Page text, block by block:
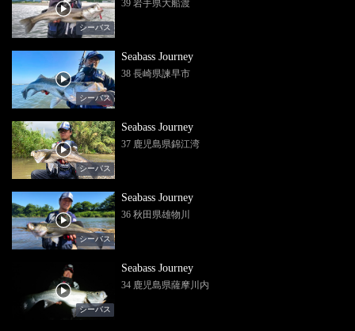
シーバス
39 岩手県大船渡
シーバス
Seabass Journey
38 長崎県諫早市
シーバス
Seabass Journey
37 鹿児島県錦江湾
シーバス
Seabass Journey
36 秋田県雄物川
シーバス
Seabass Journey
34 鹿児島県薩摩川内